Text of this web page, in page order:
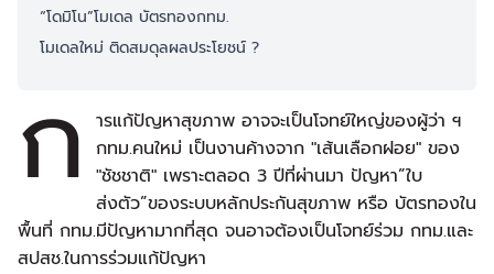
“โดมิโน”โมเดล บัตรทองกทม.
โมเดลใหม่ ติดสมดุลผลประโยชน์ ?
ก
ารแก้ปัญหาสุขภาพ อาจจะเป็นโจทย์ใหญ่ของผู้ว่า ฯ
กทม.คนใหม่ เป็นงานค้างจาก "เส้นเลือกฝอย" ของ
"ชัชชาติ" เพราะตลอด 3 ปีที่ผ่านมา ปัญหา”ใบ
ส่งตัว”ของระบบหลักประกันสุขภาพ หรือ บัตรทองใน
พื้นที่ กทม.มีปัญหามากที่สุด จนอาจต้องเป็นโจทย์ร่วม กทม.และ
สปสช.ในการร่วมแก้ปัญหา